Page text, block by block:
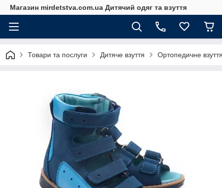
Магазин mirdetstva.com.ua Дитячий одяг та взуття
Товари та послуги Дитяче взуття Ортопедичне